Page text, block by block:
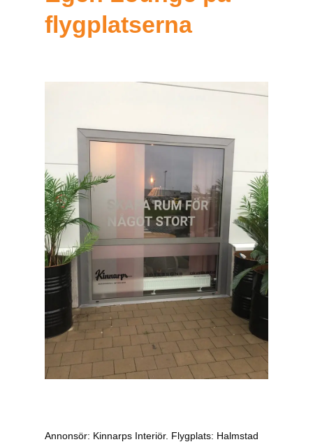
flygplatserna
Annonsör: Kinnarps Interiör. Flygplats: Halmstad